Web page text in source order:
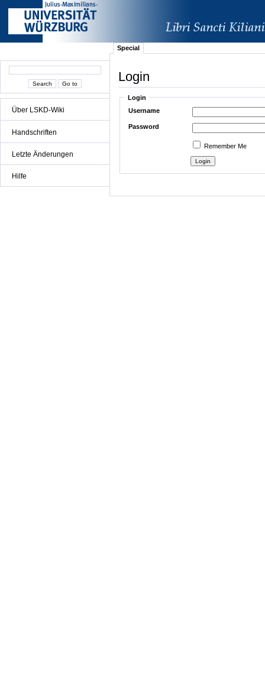
Über LSKD-Wiki
Handschriften
Letzte Änderungen
Hilfe
Special
Login
Login
Username
Password
Remember Me